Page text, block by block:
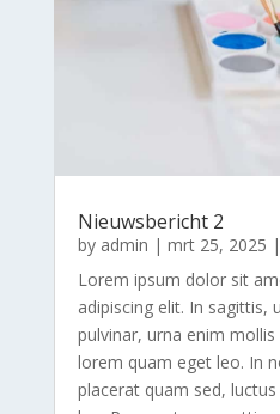
Nieuwsbericht 2
by admin | mrt 25, 2025 |
Lorem ipsum dolor sit
adipiscing elit. In sagittis,
pulvinar, urna enim
lorem quam eget leo. In
placerat quam sed,